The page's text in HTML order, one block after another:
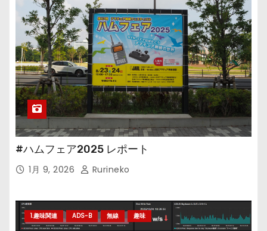
#ハムフェア2025 レポート
1月 9, 2026 Rurineko
1.趣味関連 ADS-B 無線 趣味